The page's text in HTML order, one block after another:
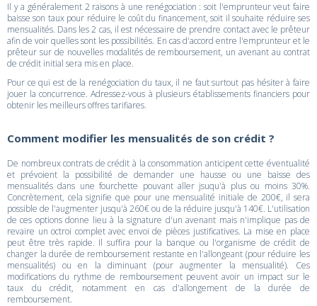
Il y a généralement 2 raisons à une renégociation : soit l'emprunteur veut faire
baisse son taux pour réduire le coût du financement, soit il souhaite réduire ses
mensualités. Dans les 2 cas, il est nécessaire de prendre contact avec le prêteur
afin de voir quelles sont les possibilités. En cas d'accord entre l'emprunteur et le
prêteur sur de nouvelles modalités de remboursement, un avenant au contrat
de crédit initial sera mis en place.
Pour ce qui est de la renégociation du taux, il ne faut surtout pas hésiter à faire
jouer la concurrence. Adressez-vous à plusieurs établissements financiers pour
obtenir les meilleurs offres tarifiares.
Comment modifier les mensualités de son crédit ?
De nombreux contrats de crédit à la consommation anticipent cette éventualité
et prévoient la possibilité de demander une hausse ou une baisse des
mensualités dans une fourchette pouvant aller jsuqu'à plus ou moins 30%.
Concrètement, cela signifie que pour une mensualité initiale de 200€, il sera
possible de l'augmenter jusqu'à 260€ ou de la réduire jusqu'à 140€. L'utilisation
de ces options donne lieu à la signature d'un avenant mais n'implique pas de
revaire un octroi complet avec envoi de pièces justificatives. La mise en place
peut être très rapide. Il suffira pour la banque ou l'organisme de crédit de
changer la durée de remboursement restante en l'allongeant (pour réduire les
mensualités) ou en la diminuant (pour augmenter la mensualité). Ces
modifications du rythme de remboursement peuvent avoir un impact sur le
taux du crédit, notamment en cas d'allongement de la durée de
remboursement.